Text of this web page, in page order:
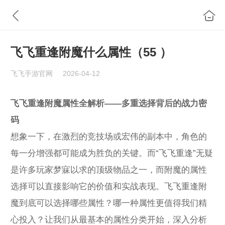
飞飞重逢附魔什么属性（55 ）
飞飞手游官网 2026-04-12
飞飞重逢附魔属性全解析——多重选择背后的战力密
码
想象一下，在激烈的竞技场或宏伟的副本中，角色的
每一分增强都可能成为胜负的关键。而“飞飞重逢”无疑
是许多玩家梦寐以求的顶级物品之一，而附魔的属性
选择可以直接影响它的价值和实战表现。飞飞重逢附
魔到底可以选择哪些属性？哪一种属性更值得我们精
心投入？让我们从最基本的属性分类开始，深入分析